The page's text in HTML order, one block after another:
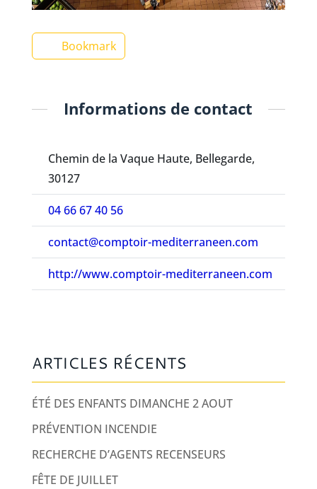
Bookmark
Informations de contact
Chemin de la Vaque Haute, Bellegarde,
30127
04 66 67 40 56
contact@comptoir-mediterraneen.com
http://www.comptoir-mediterraneen.com
ARTICLES RÉCENTS
ÉTÉ DES ENFANTS DIMANCHE 2 AOUT
PRÉVENTION INCENDIE
RECHERCHE D’AGENTS RECENSEURS
FÊTE DE JUILLET